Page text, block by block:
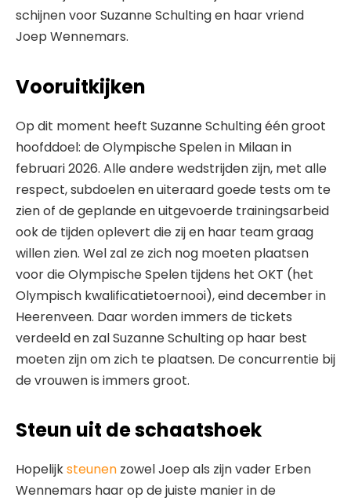
schijnen voor Suzanne Schulting en haar vriend
Joep Wennemars.
Vooruitkijken
Op dit moment heeft Suzanne Schulting één groot
hoofddoel: de Olympische Spelen in Milaan in
februari 2026. Alle andere wedstrijden zijn, met alle
respect, subdoelen en uiteraard goede tests om te
zien of de geplande en uitgevoerde trainingsarbeid
ook de tijden oplevert die zij en haar team graag
willen zien. Wel zal ze zich nog moeten plaatsen
voor die Olympische Spelen tijdens het OKT (het
Olympisch kwalificatietoernooi), eind december in
Heerenveen. Daar worden immers de tickets
verdeeld en zal Suzanne Schulting op haar best
moeten zijn om zich te plaatsen. De concurrentie bij
de vrouwen is immers groot.
Steun uit de schaatshoek
Hopelijksteunen zowel Joep als zijn vader Erben
Wennemars haar op de juiste manier in de